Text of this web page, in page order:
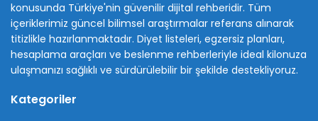
konusunda Türkiye'nin güvenilir dijital rehberidir. Tüm
içeriklerimiz güncel bilimsel araştırmalar referans alınarak
titizlikle hazırlanmaktadır. Diyet listeleri, egzersiz planları,
hesaplama araçları ve beslenme rehberleriyle ideal kilonuza
ulaşmanızı sağlıklı ve sürdürülebilir bir şekilde destekliyoruz.
Kategoriler